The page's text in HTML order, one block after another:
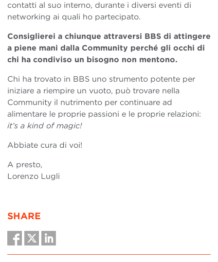
contatti al suo interno, durante i diversi eventi di
networking ai quali ho partecipato.
Consiglierei a chiunque attraversi BBS di attingere
a piene mani dalla Community perché gli occhi di
chi ha condiviso un bisogno non mentono.
Chi ha trovato in BBS uno strumento potente per
iniziare a riempire un vuoto, può trovare nella
Community il nutrimento per continuare ad
alimentare le proprie passioni e le proprie relazioni:
it’s a kind of magic!
Abbiate cura di voi!
A presto,
Lorenzo Lugli
SHARE